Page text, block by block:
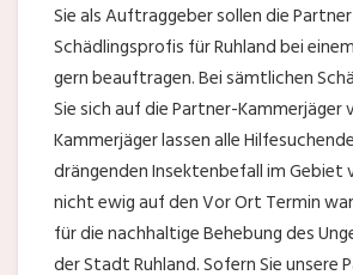
Sie als Auftraggeber sollen die
Schädlingsprofis für Ruhland bei
gern beauftragen. Bei sämtlichen
Sie sich auf die Partner-Kammerjäger
Kammerjäger lassen alle
drängenden Insektenbefall im Gebiet
nicht ewig auf den Vor Ort Termin
für die nachhaltige Behebung des
der Stadt Ruhland. Sofern Sie unsere